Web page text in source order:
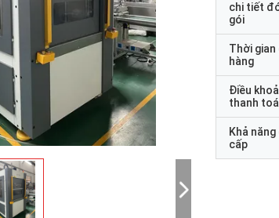
chi tiết
gói
Thời gian
hàng
Điều
thanh
Khả
cấp